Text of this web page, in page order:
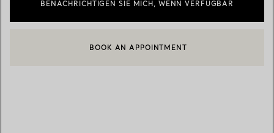
BENACHRICHTIGEN SIE MICH, WENN VERFÜGBAR
EINEN KUNDENBERATER KONTAKTIEREN ODER EINEN
BOOK AN APPOINTMENT